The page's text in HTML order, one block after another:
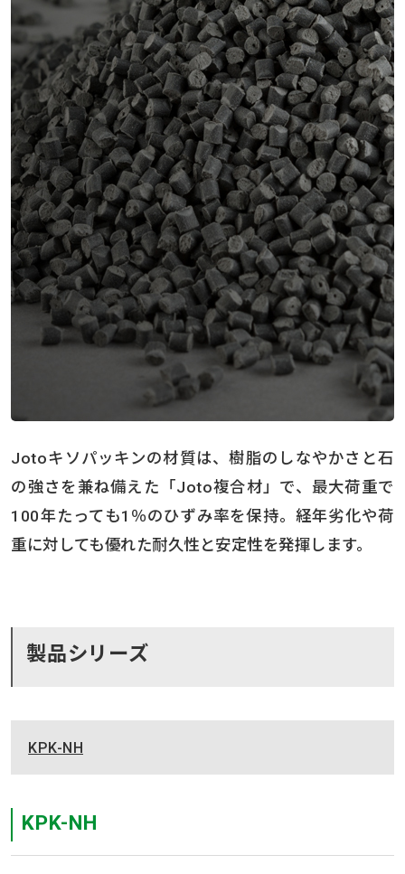
Jotoキソパッキンの材質は、樹脂のしなやかさと石
の強さを兼ね備えた「Joto複合材」で、最大荷重で
100年たっても1％のひずみ率を保持。経年劣化や荷
重に対しても優れた耐久性と安定性を発揮します。
製品シリーズ
KPK-NH
KPK-NH